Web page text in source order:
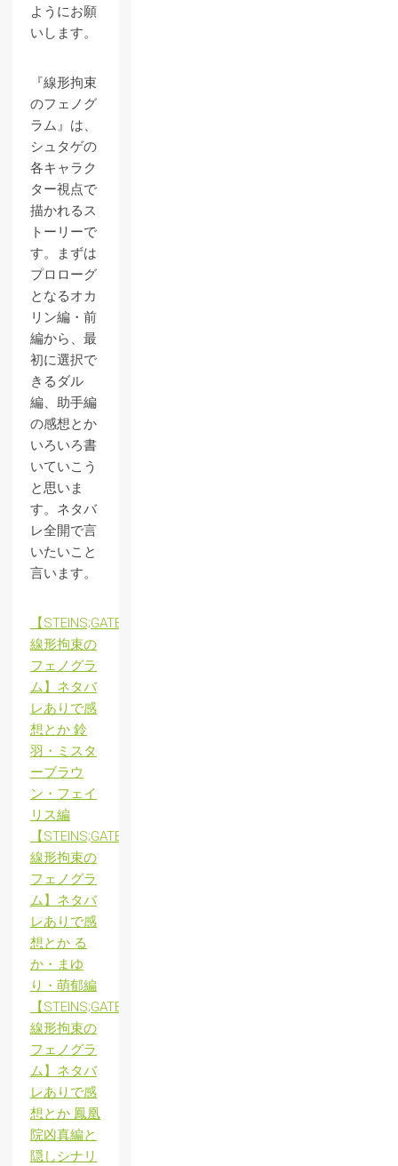
ようにお願
いします。
『線形拘束
のフェノグ
ラム』は、
シュタゲの
各キャラク
ター視点で
描かれるス
トーリーで
す。まずは
プロローグ
となるオカ
リン編・前
編から、最
初に選択で
きるダル
編、助手編
の感想とか
いろいろ書
いていこう
と思いま
す。ネタバ
レ全開で言
いたいこと
言います。
【STEINS;GATE
線形拘束の
フェノグラ
ム】ネタバ
レありで感
想とか 鈴
羽・ミスタ
ーブラウ
ン・フェイ
リス編
【STEINS;GATE
線形拘束の
フェノグラ
ム】ネタバ
レありで感
想とか る
か・まゆ
り・萌郁編
【STEINS;GATE
線形拘束の
フェノグラ
ム】ネタバ
レありで感
想とか 鳳凰
院凶真編と
隠しシナリ